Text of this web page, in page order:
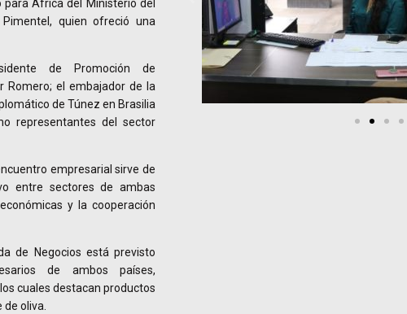
África del Ministerio del
quien ofreció una
de Promoción de
Romero; el embajador de la
de Túnez en Brasilia
representantes del sector
empresarial sirve de
entre sectores de ambas
y la cooperación
de Negocios está previsto
de ambos países,
cuales destacan productos
de oliva.